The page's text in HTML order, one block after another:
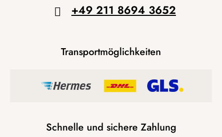
+49 211 8694 3652
Transportmöglichkeiten
Schnelle und sichere Zahlung